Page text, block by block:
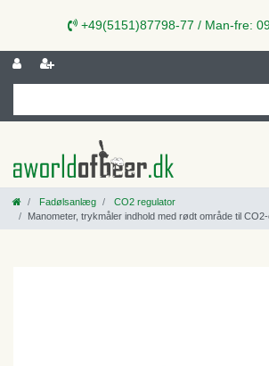
+49(5151)87798-77 / Man-fre:
Fadølsanlæg
CO2 regulator
Manometer, trykmåler indhold med rødt område til